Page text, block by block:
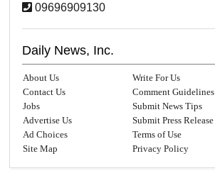
09696909130
Daily News, Inc.
About Us
Write For Us
Contact Us
Comment Guidelines
Jobs
Submit News Tips
Advertise Us
Submit Press Release
Ad Choices
Terms of Use
Site Map
Privacy Policy